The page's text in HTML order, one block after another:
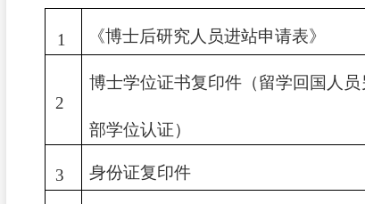
1 《博士后研究人员进站申请表》
2
博士学位证书复印件（留学回国人
部学位认证）
3 身份证复印件